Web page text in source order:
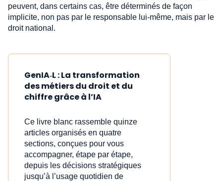
peuvent, dans certains cas, être déterminés de façon
implicite, non pas par le responsable lui-même, mais par le
droit national.
GenIA‑L : La transformation
des métiers du droit et du
chiffre grâce à l’IA
Ce livre blanc rassemble quinze
articles organisés en quatre
sections, conçues pour vous
accompagner, étape par étape,
depuis les décisions stratégiques
jusqu’à l’usage quotidien de